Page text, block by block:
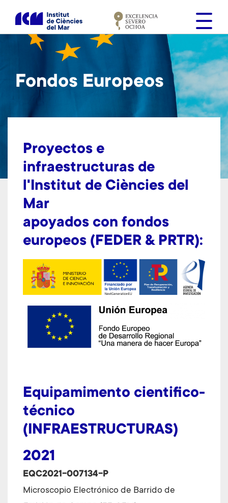
i
Fondos Europeos
Proyectos e
infraestructuras de
l'Institut de Ciències del
Mar
apoyados con fondos
europeos (FEDER & PRTR):
Equipamimento cientifico-
técnico
(INFRAESTRUCTURAS)
2021
EQC2021-007134-P
Microscopio Electrónico de Barrido de